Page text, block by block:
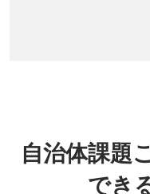
自治体課題
でき